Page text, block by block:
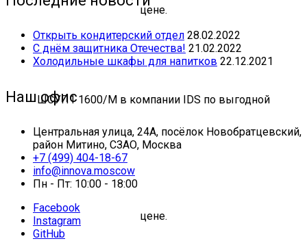
Открыть кондитерский отдел 28.02.2022
С днём защитника Отечества! 21.02.2022
Холодильные шкафы для напитков 22.12.2021
Наш офис
Центральная улица, 24А, посёлок Новобратцевский,
район Митино, СЗАО, Москва
+7 (499) 404-18-67
info@innova.moscow
Пн - Пт: 10:00 - 18:00
Facebook
Instagram
GitHub